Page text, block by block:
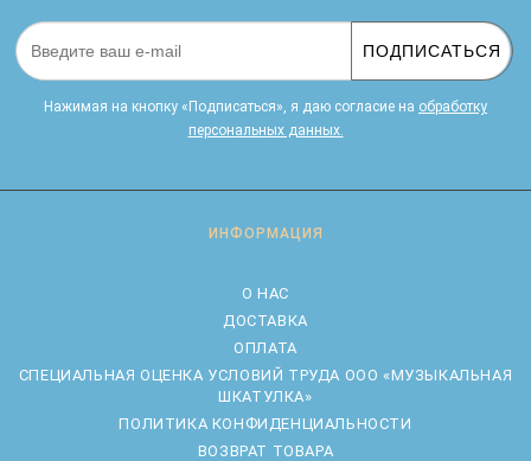
ПОДПИСАТЬСЯ
Нажимая на кнопку «Подписаться», я даю cогласие на обработку
персональных данных.
ИНФОРМАЦИЯ
О НАС
ДОСТАВКА
ОПЛАТА
CПЕЦИАЛЬНАЯ ОЦЕНКА УСЛОВИЙ ТРУДА ООО «МУЗЫКАЛЬНАЯ
ШКАТУЛКА»
ПОЛИТИКА КОНФИДЕНЦИАЛЬНОСТИ
ВОЗВРАТ ТОВАРА